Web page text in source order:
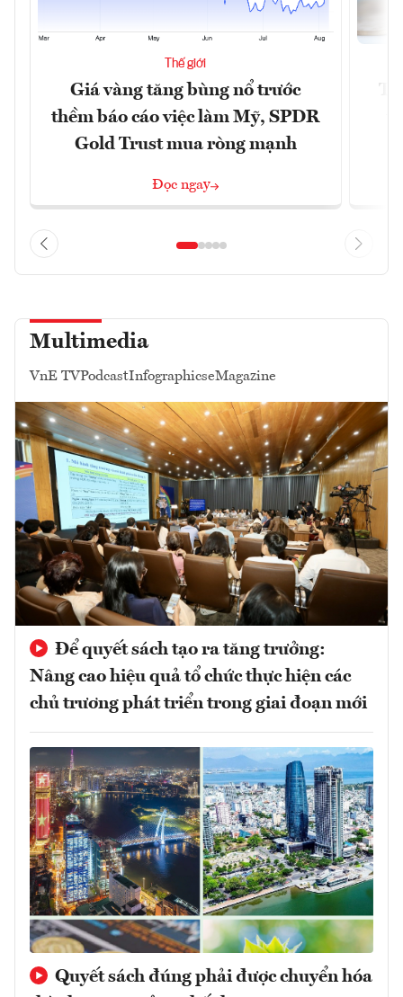
Thế giới
Giá vàng tăng bùng nổ trước
thềm báo cáo việc làm Mỹ, SPDR
Gold Trust mua ròng mạnh
Đọc ngay
Multimedia
VnE TVPodcastInfographicseMagazine
Để quyết sách tạo ra tăng trưởng:
Nâng cao hiệu quả tổ chức thực hiện các
chủ trương phát triển trong giai đoạn mới
Quyết sách đúng phải được chuyển hóa